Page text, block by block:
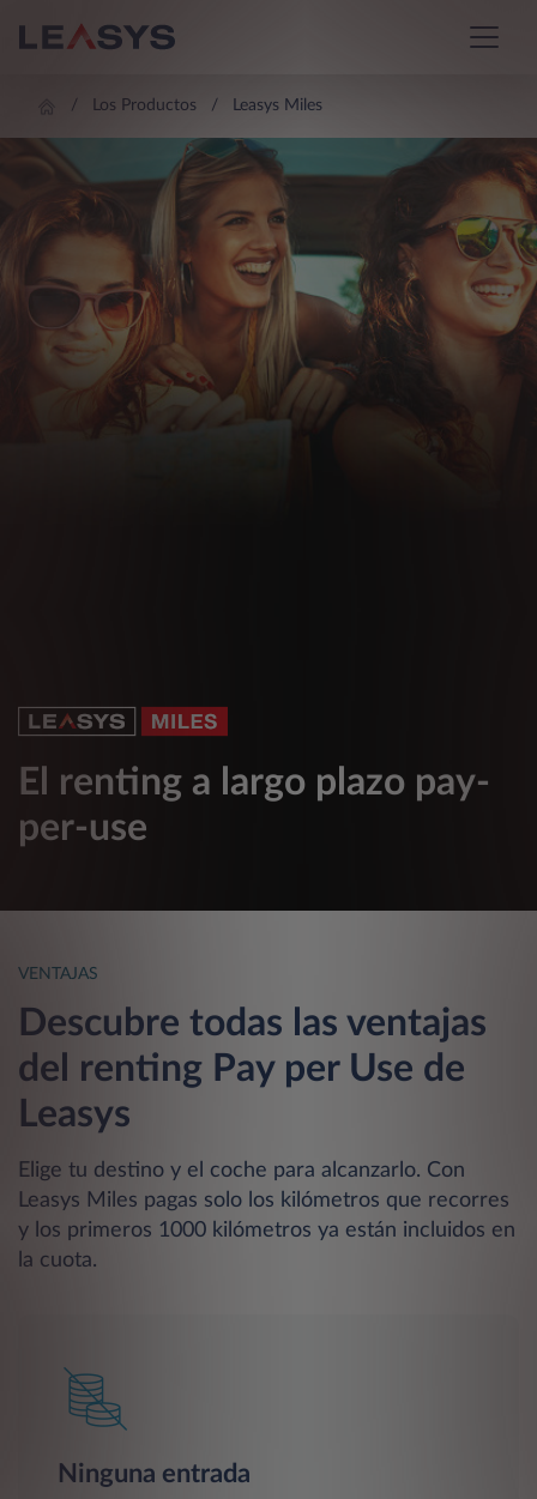
Los Productos Leasys Miles
El renting a largo plazo pay-
per-use
VENTAJAS
Descubre todas las ventajas
del renting Pay per Use de
Leasys
Elige tu destino y el coche para alcanzarlo. Con
Leasys Miles pagas solo los kilómetros que recorres
y los primeros 1000 kilómetros ya están incluidos en
la cuota.
Ninguna entrada